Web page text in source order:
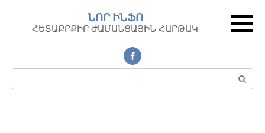
контенту
ՆՈՐ ԻՆՖՈ
ՀԵՏԱՔՐՔԻՐ ԺԱՄԱՆՑԱՅԻՆ ՀԱՐԹԱԿ
Поиск: